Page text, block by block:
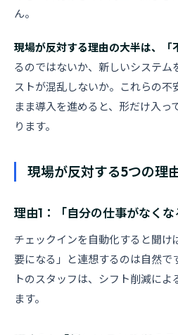
ん。
現場が反対する理由の大半は、「
るのではないか、新しいシステム
ストが混乱しないか。これらの不
まま導入を進めると、形だけ入っ
ります。
現場が反対する5つの理
理由1：「自分の仕事がなく
チェックインを自動化すると聞け
要になる」と連想するのは自然で
トのスタッフは、シフト削減に
ます。